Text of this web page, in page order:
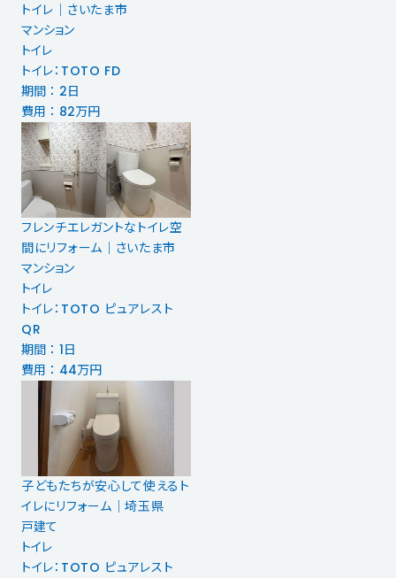
トイレ｜さいたま市
マンション
トイレ
トイレ：TOTO FD
期間 ： 2日
費用 ： 82万円
フレンチエレガントなトイレ空
間にリフォーム｜さいたま市
マンション
トイレ
トイレ：TOTO ピュアレスト
QR
期間 ： 1日
費用 ： 44万円
子どもたちが安心して使えるト
イレにリフォーム｜埼玉県
戸建て
トイレ
トイレ：TOTO ピュアレスト